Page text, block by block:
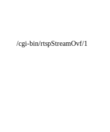
/cgi-bin/rtspStreamOvf/1